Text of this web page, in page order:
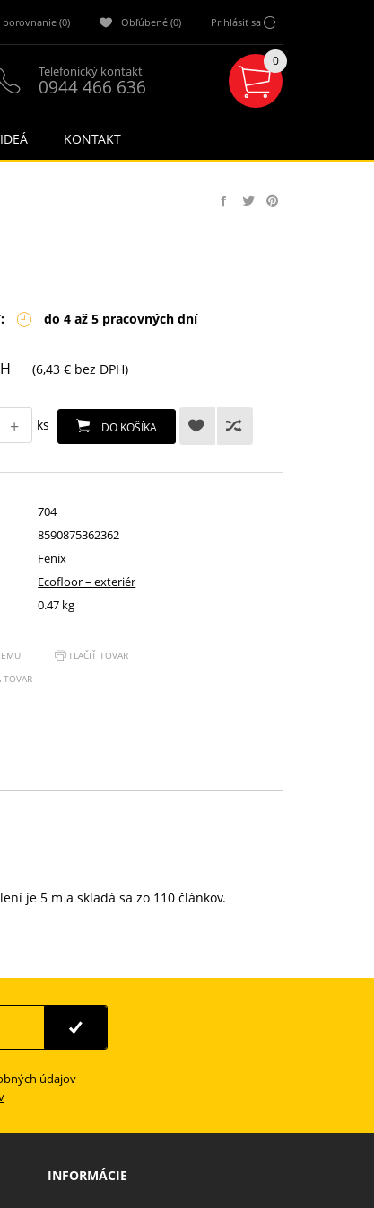
do 4 až 5 pracovných dní
(6,43 € bez DPH)
+ ks DO KOŠÍKA
704
8590875362362
Fenix
Ecofloor – exteriér
0.47 kg
TLAČIŤ TOVAR
TOVAR
je 5 m a skladá sa zo 110 článkov.
údajov
INFORMÁCIE
porovnanie (0) Obľúbené (0) Prihlásiť sa
Telefonický kontakt
0944 466 636
0
KONTAKT